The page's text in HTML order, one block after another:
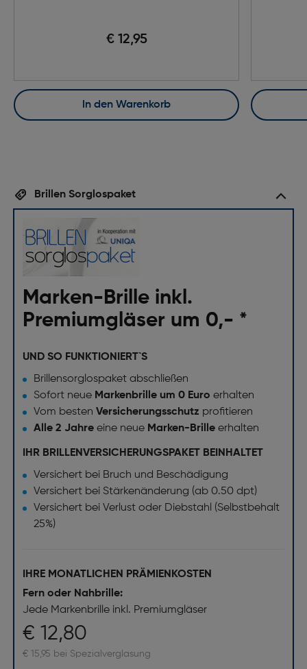
€ 12,95
In den Warenkorb
Brillen Sorglospaket
Marken-Brille inkl.
Premiumgläser um 0,- *
UND SO FUNKTIONIERT`S
Brillensorglospaket abschließen
Sofort neue Markenbrille um 0 Euro erhalten
Vom besten Versicherungsschutz profitieren
Alle 2 Jahreeine neue Marken-Brille erhalten
IHR BRILLENVERSICHERUNGSPAKET BEINHALTET
Versichert bei Bruch und Beschädigung
Versichert bei Stärkenänderung (ab 0.50 dpt)
Versichert bei Verlust oder Diebstahl (Selbstbehalt
25%)
IHRE MONATLICHEN PRÄMIENKOSTEN
Fern oder Nahbrille:
Jede Markenbrille inkl. Premiumgläser
€ 12,80
€ 15,95 bei Spezialverglasung